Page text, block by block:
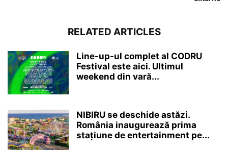
RELATED ARTICLES
Line-up-ul complet al CODRU
Festival este aici. Ultimul
weekend din vară...
NIBIRU se deschide astăzi.
România inaugurează prima
stațiune de entertainment pe...